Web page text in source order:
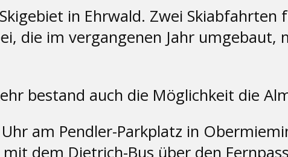
in Ehrwald. Zwei
die im vergangenen Jahr
bestand auch die Möglichkeit die
am Pendler-Parkplatz in
dem Dietrich-Bus über den